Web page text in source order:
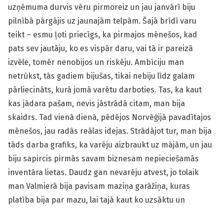
uzņēmuma durvis vēru pirmoreiz un jau janvārī biju
pilnībā pārgājis uz jaunajām telpām. Šajā brīdī varu
teikt – esmu ļoti priecīgs, ka pirmajos mēnešos, kad
pats sev jautāju, ko es vispār daru, vai tā ir pareizā
izvēle, tomēr nenobijos un riskēju. Ambīciju man
netrūkst, tās gadiem bijušas, tikai nebiju līdz galam
pārliecināts, kurā jomā varētu darboties. Tas, ka kaut
kas jādara pašam, nevis jāstrādā citam, man bija
skaidrs. Tad vienā dienā, pēdējos Norvēģijā pavadītajos
mēnešos, jau radās reālas idejas. Strādājot tur, man bija
tāds darba grafiks, ka varēju aizbraukt uz mājām, un jau
biju sapircis pirmās savam biznesam nepieciešamās
inventāra lietas. Daudz gan nevarēju atvest, jo tolaik
man Valmierā bija pavisam maziņa garāžiņa, kuras
platība bija par mazu, lai tajā kaut ko uzsāktu un